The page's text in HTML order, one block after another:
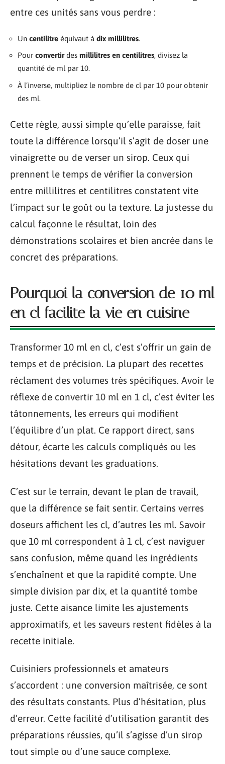
entre ces unités sans vous perdre :
Un centilitre équivaut à dix millilitres.
Pour convertirdes millilitres en centilitres, divisez la
quantité de ml par 10.
À l’inverse, multipliez le nombre de cl par 10 pour obtenir
des ml.
Cette règle, aussi simple qu’elle paraisse, fait
toute la différence lorsqu’il s’agit de doser une
vinaigrette ou de verser un sirop. Ceux qui
prennent le temps de vérifier la conversion
entre millilitres et centilitres constatent vite
l’impact sur le goût ou la texture. La justesse du
calcul façonne le résultat, loin des
démonstrations scolaires et bien ancrée dans le
concret des préparations.
Pourquoi la conversion de 10 ml
en cl facilite la vie en cuisine
Transformer 10 ml en cl, c’est s’offrir un gain de
temps et de précision. La plupart des recettes
réclament des volumes très spécifiques. Avoir le
réflexe de convertir 10 ml en 1 cl, c’est éviter les
tâtonnements, les erreurs qui modifient
l’équilibre d’un plat. Ce rapport direct, sans
détour, écarte les calculs compliqués ou les
hésitations devant les graduations.
C’est sur le terrain, devant le plan de travail,
que la différence se fait sentir. Certains verres
doseurs affichent les cl, d’autres les ml. Savoir
que 10 ml correspondent à 1 cl, c’est naviguer
sans confusion, même quand les ingrédients
s’enchaînent et que la rapidité compte. Une
simple division par dix, et la quantité tombe
juste. Cette aisance limite les ajustements
approximatifs, et les saveurs restent fidèles à la
recette initiale.
Cuisiniers professionnels et amateurs
s’accordent : une conversion maîtrisée, ce sont
des résultats constants. Plus d’hésitation, plus
d’erreur. Cette facilité d’utilisation garantit des
préparations réussies, qu’il s’agisse d’un sirop
tout simple ou d’une sauce complexe.